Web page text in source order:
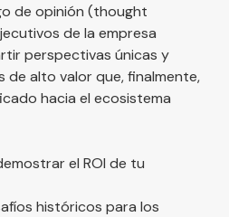
de opinión (thought
de la empresa
perspectivas únicas y
de alto valor que, finalmente,
hacia el ecosistema
el ROI de tu
históricos para los